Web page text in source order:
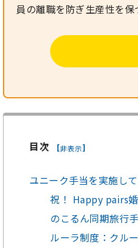
員の離職を防ぎ生産性を
目次 [非表示]
ユニーク手当を実施し
祝！ Happy pairs
のこるん同期旅行
ルーラ制度：クル